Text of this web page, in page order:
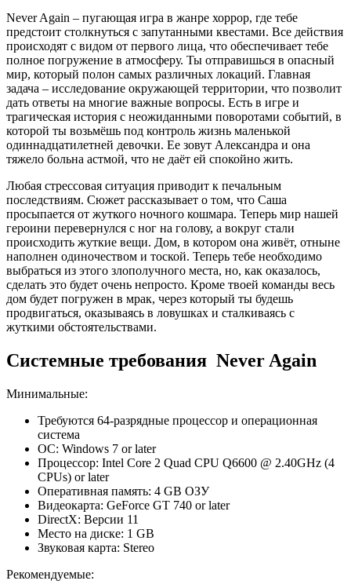
Never Again – пугающая игра в жанре хоррор, где тебе
предстоит столкнуться с запутанными квестами. Все действия
происходят с видом от первого лица, что обеспечивает тебе
полное погружение в атмосферу. Ты отправишься в опасный
мир, который полон самых различных локаций. Главная
задача – исследование окружающей территории, что позволит
дать ответы на многие важные вопросы. Есть в игре и
трагическая история с неожиданными поворотами событий, в
которой ты возьмёшь под контроль жизнь маленькой
одиннадцатилетней девочки. Ее зовут Александра и она
тяжело больна астмой, что не даёт ей спокойно жить.
Любая стрессовая ситуация приводит к печальным
последствиям. Сюжет рассказывает о том, что Саша
просыпается от жуткого ночного кошмара. Теперь мир нашей
героини перевернулся с ног на голову, а вокруг стали
происходить жуткие вещи. Дом, в котором она живёт, отныне
наполнен одиночеством и тоской. Теперь тебе необходимо
выбраться из этого злополучного места, но, как оказалось,
сделать это будет очень непросто. Кроме твоей команды весь
дом будет погружен в мрак, через который ты будешь
продвигаться, оказываясь в ловушках и сталкиваясь с
жуткими обстоятельствами.
Системные требования Never Again
Минимальные:
Требуются 64-разрядные процессор и операционная
система
ОС: Windows 7 or later
Процессор: Intel Core 2 Quad CPU Q6600 @ 2.40GHz (4
CPUs) or later
Оперативная память: 4 GB ОЗУ
Видеокарта: GeForce GT 740 or later
DirectX: Версии 11
Место на диске: 1 GB
Звуковая карта: Stereo
Рекомендуемые: